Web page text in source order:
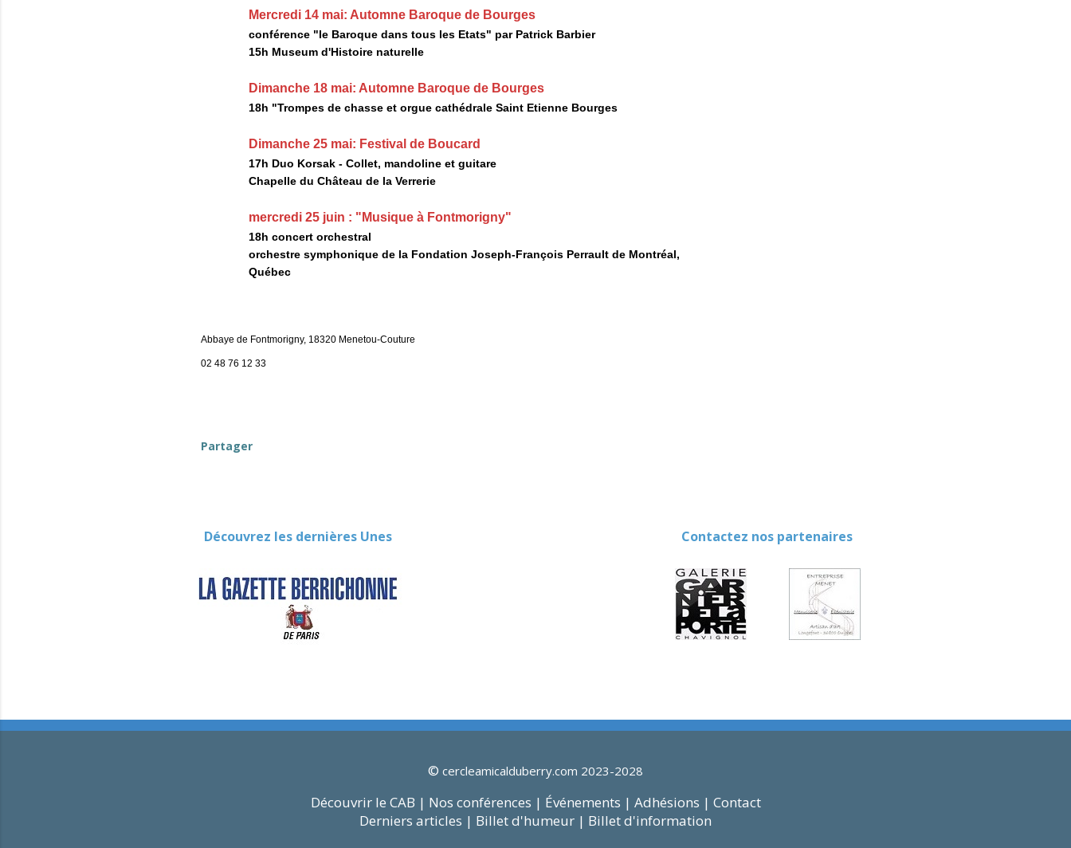
Mercredi 14 mai: Automne Baroque de Bourges
conférence "le Baroque dans tous les Etats" par Patrick Barbier
15h Museum d'Histoire naturelle
Dimanche 18 mai: Automne Baroque de Bourges
18h "Trompes de chasse et orgue cathédrale Saint Etienne Bourges
Dimanche 25 mai: Festival de Boucard
17h Duo Korsak - Collet, mandoline et guitare
Chapelle du Château de la Verrerie
mercredi 25 juin : "Musique à Fontmorigny"
18h concert orchestral
orchestre symphonique de la Fondation Joseph-François Perrault de Montréal,
Québec
Abbaye de Fontmorigny, 18320 Menetou-Couture
02 48 76 12 33
Partager
Découvrez les dernières Unes Contactez nos partenaires
© cercleamicalduberry.com 2023-2028
Découvrir le CAB | Nos conférences | Événements | Adhésions | Contact
Derniers articles | Billet d'humeur | Billet d'information